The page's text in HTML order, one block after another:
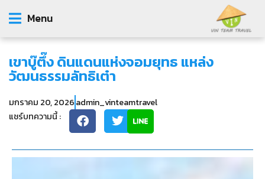
Menu
เขาบู๊ตึ๊ง ดินแดนแห่งจอมยุทธ แหล่ง
วัฒนธรรมลัทธิเต๋า
มกราคม 20, 2026admin_vinteamtravel
แชร์บทความนี้ :